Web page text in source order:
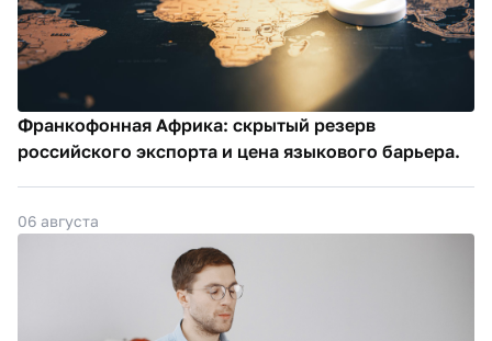
Франкофонная Африка: скрытый резерв
российского экспорта и цена языкового барьера.
06 августа